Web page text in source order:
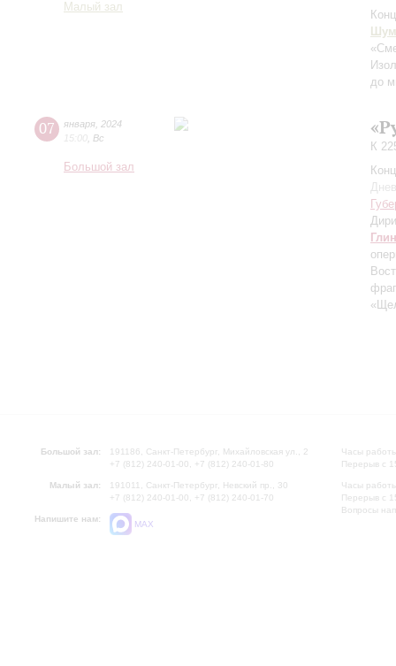
Малый зал
до
07 января 2024
15:00 Вс
Большой зал
К
Большой зал:
191186, Санкт-Петербург, Михайловская ул., 2
+7 (812) 240-01-00, +7 (812) 240-01-80
Малый зал:
191011, Санкт-Петербург, Невский пр., 30
+7 (812) 240-01-00, +7 (812) 240-01-70
Напишите нам:
MAX
Часы
Перерыв с
Часы
Перерыв с
Вопросы